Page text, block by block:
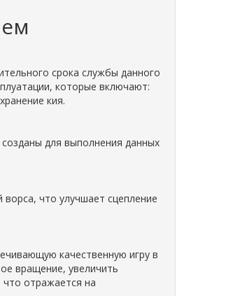
срока службы данного
которые включают:
кия.
для выполнения данных
что улучшает сцепление
качественную игру в
вращение, увеличить
отражается на